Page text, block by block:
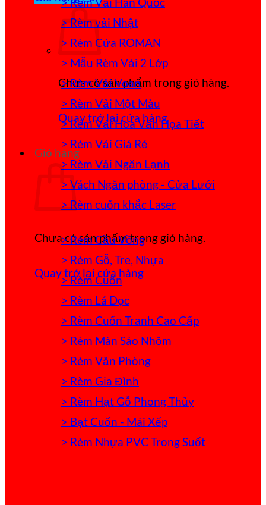
Chưa có sản phẩm trong giỏ hàng.
Quay trở lại cửa hàng
Giỏ hàng
Chưa có sản phẩm trong giỏ hàng.
Quay trở lại cửa hàng
> Rèm vải Nhật
> Rèm Cửa ROMAN
> Mẫu Rèm Vải 2 Lớp
> Rèm Vải Voan
> Rèm Vải Một Màu
> Rèm Vải Hoa Văn Họa Tiết
> Rèm Vải Giá Rẻ
> Rèm Vải Ngăn Lạnh
> Vách Ngăn phòng - Cửa Lưới
> Rèm cuốn khắc Laser
> Rèm Cầu Vồng
> Rèm Gỗ, Tre, Nhựa
> Rèm Cuốn
> Rèm Lá Dọc
> Rèm Cuốn Tranh Cao Cấp
> Rèm Màn Sáo Nhôm
> Rèm Văn Phòng
> Rèm Gia Đình
> Rèm Hạt Gỗ Phong Thủy
> Bạt Cuốn - Mái Xếp
> Rèm Nhựa PVC Trong Suốt